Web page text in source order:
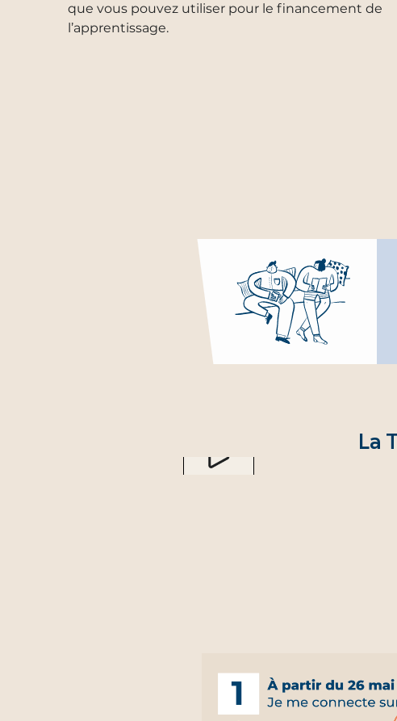
que vous pouvez utiliser pour le financement de
l’apprentissage.
La